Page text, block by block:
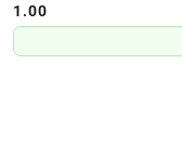
Cena:
1.00